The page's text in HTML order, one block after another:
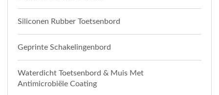
Siliconen Rubber Toetsenbord
Geprinte Schakelingenbord
Waterdicht Toetsenbord & Muis Met
Antimicrobiële Coating